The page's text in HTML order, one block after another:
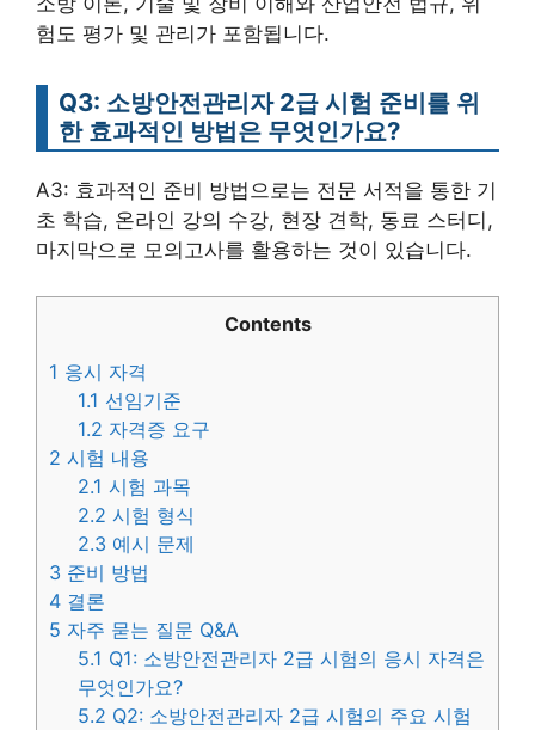
험도 평가 및 관리가 포함됩니다.
Q3: 소방안전관리자 2급 시험 준비를 위
한 효과적인 방법은 무엇인가요?
A3: 효과적인 준비 방법으로는 전문 서적을 통한 기
초 학습, 온라인 강의 수강, 현장 견학, 동료 스터디,
마지막으로 모의고사를 활용하는 것이 있습니다.
Contents
1 응시 자격
1.1 선임기준
1.2 자격증 요구
2 시험 내용
2.1 시험 과목
2.2 시험 형식
2.3 예시 문제
3 준비 방법
4 결론
5 자주 묻는 질문 Q&A
5.1 Q1: 소방안전관리자 2급 시험의 응시 자격은
무엇인가요?
5.2 Q2: 소방안전관리자 2급 시험의 주요 시험